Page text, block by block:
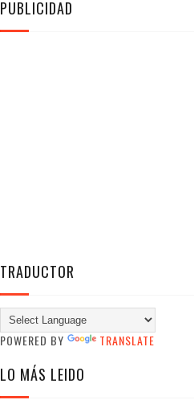
PUBLICIDAD
TRADUCTOR
POWERED BY TRANSLATE
LO MÁS LEIDO